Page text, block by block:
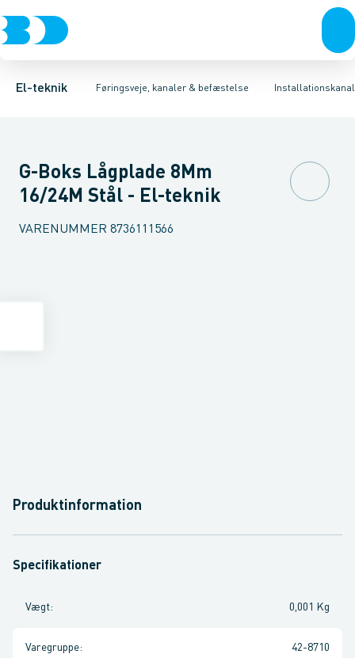
El-teknik Føringsveje, kanaler & befæstelse
Afbrydere, stikkontakter & lampeudtagForgreningsmateriel
Føringsveje Installationskanaler for gulvInstallationskanaler
Indsats for gulvkanalsystemTilbehør til gulvstander
G-Boks Lågplade 8Mm
16/24M Stål - El-teknik
VARENUMMER 8736111566
Produktinformation
Specifikationer
Vægt: 0,001 Kg
Varegruppe: 42-8710